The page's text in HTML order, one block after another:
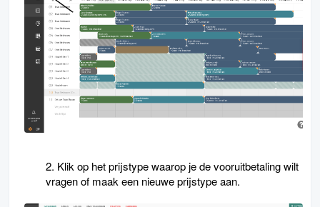
2. Klik op het prijstype waarop je de vooruitbetaling wilt
vragen of maak een nieuwe prijstype aan.